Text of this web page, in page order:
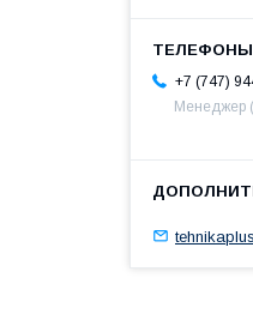
+7 (747)
Менеджер